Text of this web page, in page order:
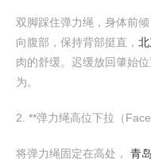
双脚踩住弹力绳，身体前
向腹部，保持背部挺直，
肉的舒缓。迟缓放回肇始位
为。
2. **弹力绳高位下拉（
将弹力绳固定在高处， 青